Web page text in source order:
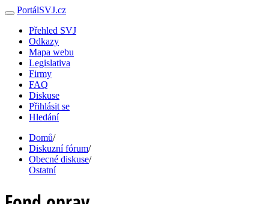
PortálSVJ.cz
Přehled SVJ
Odkazy
Mapa webu
Legislativa
Firmy
FAQ
Diskuse
Přihlásit se
Hledání
Domů/
Diskuzní fórum/
Obecné diskuse/
Ostatní